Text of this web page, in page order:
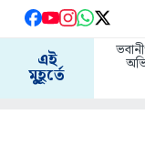
এই
মুহূর্তে